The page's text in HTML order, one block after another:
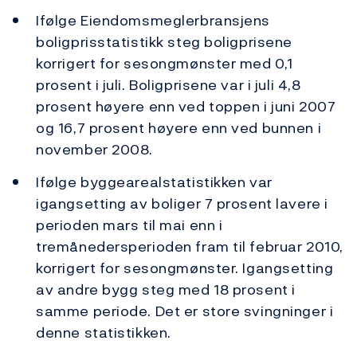
Ifølge Eiendomsmeglerbransjens
boligprisstatistikk steg boligprisene
korrigert for sesongmønster med 0,1
prosent i juli. Boligprisene var i juli 4,8
prosent høyere enn ved toppen i juni 2007
og 16,7 prosent høyere enn ved bunnen i
november 2008.
Ifølge byggearealstatistikken var
igangsetting av boliger 7 prosent lavere i
perioden mars til mai enn i
tremånedersperioden fram til februar 2010,
korrigert for sesongmønster. Igangsetting
av andre bygg steg med 18 prosent i
samme periode. Det er store svingninger i
denne statistikken.